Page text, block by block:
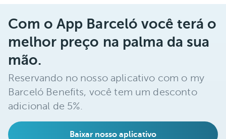
Com o App Barceló você terá o
melhor preço na palma da sua
mão.
Reservando no nosso aplicativo com o my
Barceló Benefits, você tem um desconto
adicional de 5%.
Baixar nosso aplicativo